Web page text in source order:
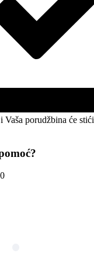
Vaša porudžbina će stići